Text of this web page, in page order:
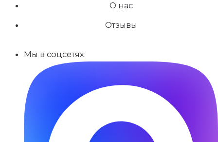
О нас
Отзывы
Мы в соцсетях: